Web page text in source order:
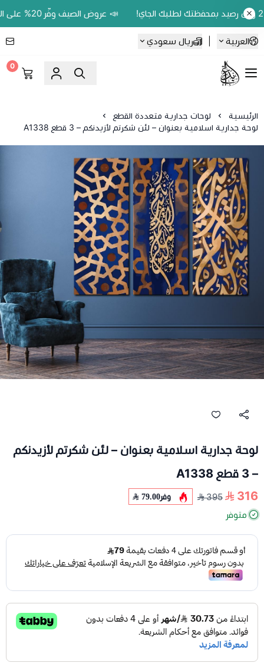
📣 عروض الصيف وفّر 20% على اللوحات الحين.. واكسب 200 ريال رصيد بمحفظتك لطلبك الجاي!
العربية ريال سعودي
Ebbdaa art
0
الرئيسية
لوحات جدارية متعددة القطع
لوحة جدارية اسلامية بعنوان – لئن شكرتم لأزيدنكم – 3 قطع A1338
لوحة جدارية اسلامية بعنوان – لئن شكرتم لأزيدنكم
– 3 قطع A1338
316
395 وفر79.00
متوفر